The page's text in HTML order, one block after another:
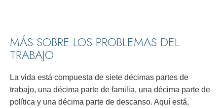
MÁS SOBRE LOS PROBLEMAS DEL
TRABAJO
La vida está compuesta de siete décimas partes de
trabajo, una décima parte de familia, una décima parte de
política y una décima parte de descanso. Aquí está,